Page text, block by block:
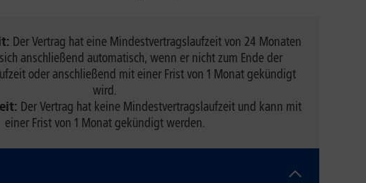
Der Vertrag hat eine Mindestvertragslaufzeit von 24 Monaten
anschließend automatisch, wenn er nicht zum Ende der
oder anschließend mit einer Frist von 1 Monat gekündigt
wird.
Der Vertrag hat keine Mindestvertragslaufzeit und kann mit
einer Frist von 1 Monat gekündigt werden.